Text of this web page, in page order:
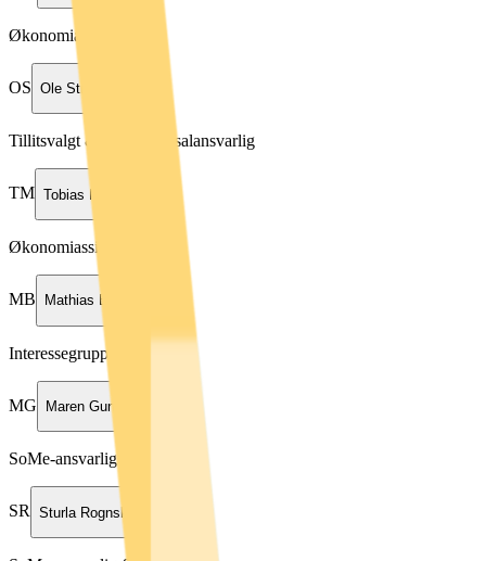
Økonomiansvarlig
OS Ole Straumland
Tillitsvalgt & Masterlesesalansvarlig
TM Tobias Munch
Økonomiassistent
MB Mathias Bruflot
Interessegruppeansvarlig
MG Maren Gundhus
SoMe-ansvarlig & RU-rep
SR Sturla Rognskog Mella